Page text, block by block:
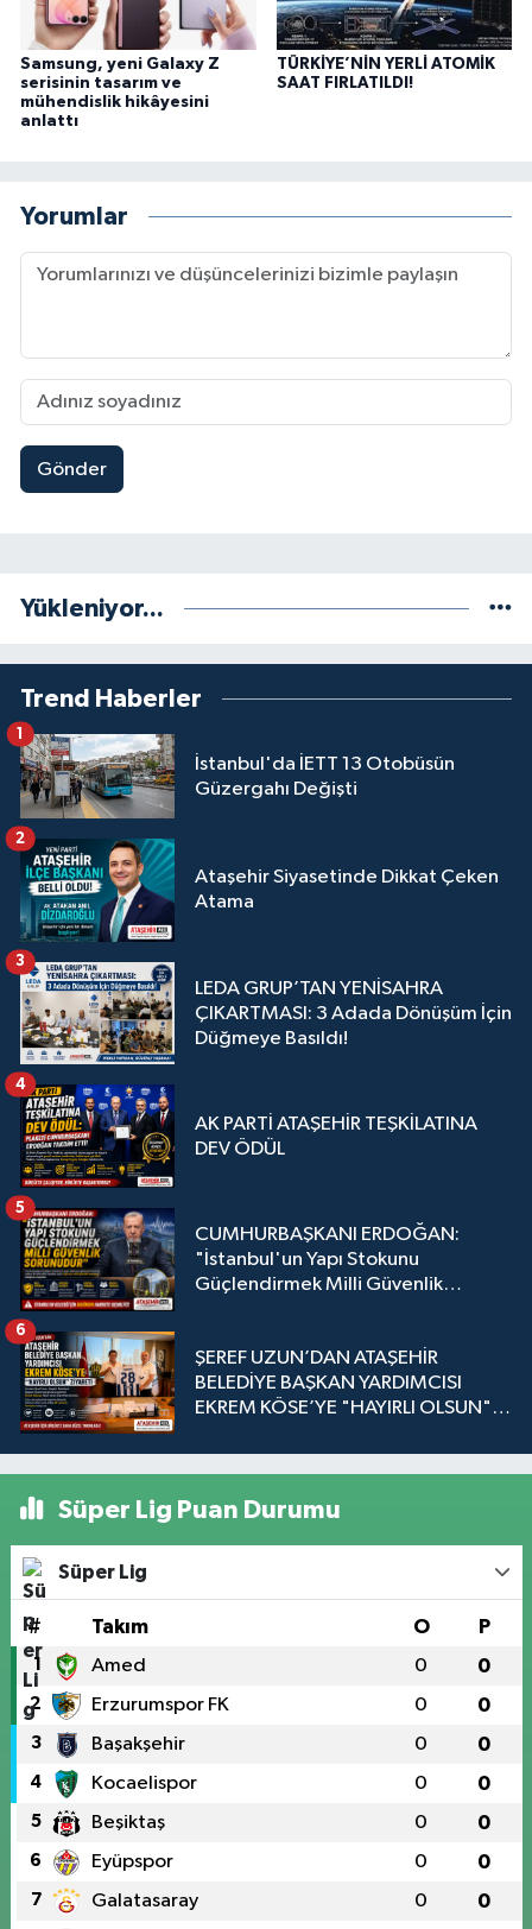
Samsung, yeni Galaxy Z
serisinin tasarım ve
mühendislik hikâyesini
anlattı
TÜRKİYE’NİN YERLİ ATOMİK
SAAT FIRLATILDI!
Yorumlar
Gönder
Yükleniyor...
Trend Haberler
İstanbul'da İETT 13 Otobüsün
Güzergahı Değişti
1
Ataşehir Siyasetinde Dikkat Çeken
Atama
2
LEDA GRUP’TAN YENİSAHRA
ÇIKARTMASI: 3 Adada Dönüşüm İçin
Düğmeye Basıldı!
3
AK PARTİ ATAŞEHİR TEŞKİLATINA
DEV ÖDÜL
4
CUMHURBAŞKANI ERDOĞAN:
"İstanbul'un Yapı Stokunu
Güçlendirmek Milli Güvenlik
5
ŞEREF UZUN’DAN ATAŞEHİR
BELEDİYE BAŞKAN YARDIMCISI
EKREM KÖSE’YE "HAYIRLI OLSUN"
6
Süper Lig Puan Durumu
Süper Lig
# Takım O P
1 Amed 0 0
2 Erzurumspor FK 0 0
3 Başakşehir 0 0
4 Kocaelispor 0 0
5 Beşiktaş 0 0
6 Eyüpspor 0 0
7 Galatasaray 0 0